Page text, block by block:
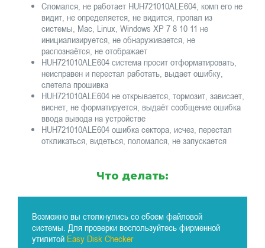
Сломался, не работает HUH721010ALE604, комп его не
видит, не определяется, не видится, пропал из
системы, Mac, Linux, Windows XP 7 8 10 11 не
инициализируется, не обнаруживается, не
распознаётся, не отображает
HUH721010ALE604 система просит отформатировать,
неисправен и перестал работать, выдает ошибку,
слетела прошивка
HUH721010ALE604 не открывается, тормозит, зависает,
виснет, не форматируется, выдаёт сообщение ошибка
ввода вывода на устройстве
HUH721010ALE604 ошибка сектора, исчез, перестал
откликаться, видеться, поломался, не запускается
Что делать:
Возможно вы столкнулись со сбоем файловой
системы. Для проверки воспользуйтесь фирменной
утилитой Easy Disk Checker